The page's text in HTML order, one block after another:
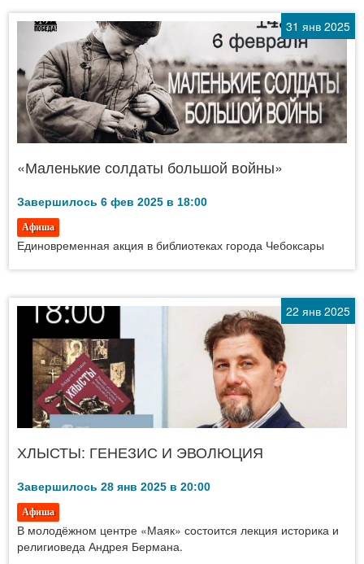
31 янв 2025
«Маленькие солдаты большой войны»
Завершилось 6 фев 2025 в 18:00
Афиша
Единовременная акция в библиотеках города Чебоксары
22 янв 2025
ХЛЫСТЫ: ГЕНЕЗИС И ЭВОЛЮЦИЯ
Завершилось 28 янв 2025 в 20:00
Афиша
В молодёжном центре «Маяк» состоится лекция историка и
религиоведа Андрея Бермана.